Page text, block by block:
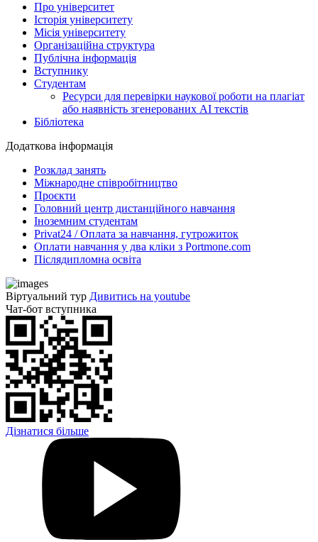
Про університет
Історія університету
Місія університету
Організаційна структура
Публічна інформація
Вступнику
Студентам
Ресурси для перевірки наукової роботи на плагіат
або наявність згенерованих АІ текстів
Бібліотека
Додаткова інформація
Розклад занять
Міжнародне співробітництво
Проєкти
Головний центр дистанційного навчання
Іноземним студентам
Privat24 / Оплата за навчання, гутрожиток
Оплати навчання у два кліки з Portmone.com
Післядипломна освіта
Віртуальний тур Дивитись на youtube
Чат-бот вступника
Дізнатися більше